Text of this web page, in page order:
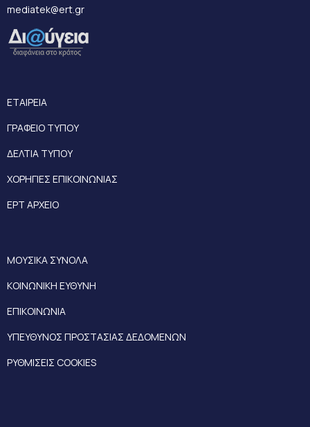
mediatek@ert.gr
ΕΤΑΙΡΕΙΑ
ΓΡΑΦΕΙΟ ΤΥΠΟΥ
ΔΕΛΤΙΑ ΤΥΠΟΥ
ΧΟΡΗΓΙΕΣ ΕΠΙΚΟΙΝΩΝΙΑΣ
ΕΡΤ ΑΡΧΕΙΟ
ΜΟΥΣΙΚΑ ΣΥΝΟΛΑ
ΚΟΙΝΩΝΙΚΗ ΕΥΘΥΝΗ
ΕΠΙΚΟΙΝΩΝΙΑ
ΥΠΕΥΘΥΝΟΣ ΠΡΟΣΤΑΣΙΑΣ ΔΕΔΟΜΕΝΩΝ
ΡΥΘΜΙΣΕΙΣ COOKIES